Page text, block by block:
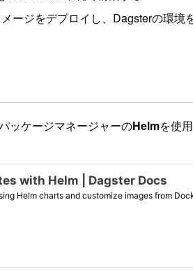
ージをデプロイし、Dagsterの環境
ッケージマネージャーのHelmを使